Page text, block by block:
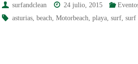
surfandclean 24 julio, 2015
asturias, beach, Motorbeach, playa, surf, surf